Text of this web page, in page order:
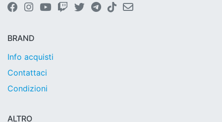
BRAND
Info acquisti
Contattaci
Condizioni
ALTRO